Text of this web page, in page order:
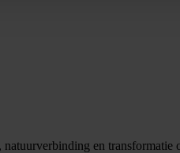
en